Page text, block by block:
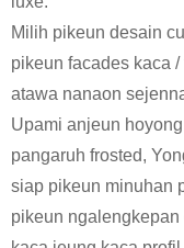
Milih pikeun desain
pikeun facades kaca
atawa nanaon
Upami anjeun
pangaruh frosted,
siap pikeun minuhan
pikeun